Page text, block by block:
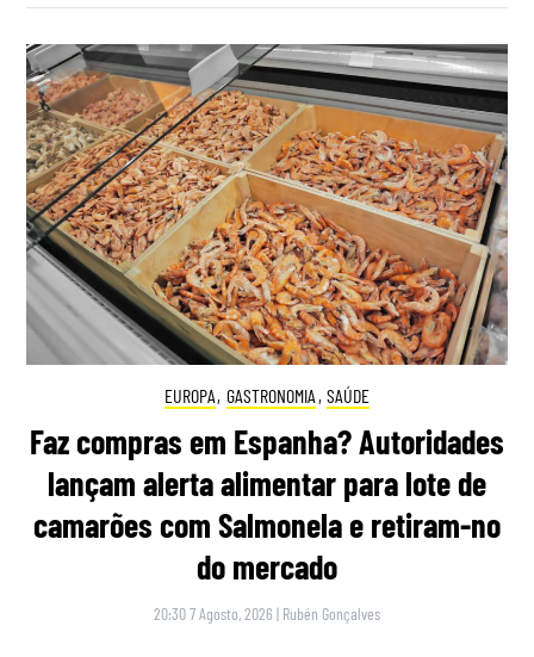
EUROPA, GASTRONOMIA , SAÚDE
Faz compras em Espanha? Autoridades
lançam alerta alimentar para lote de
camarões com Salmonela e retiram-no
do mercado
20:30 7 Agosto, 2026 | Rubén Gonçalves